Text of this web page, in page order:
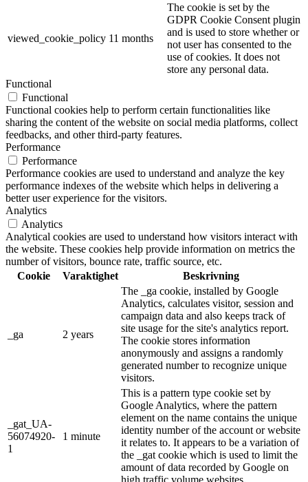
viewed_cookie_policy 11 months
The cookie is set by the
GDPR Cookie Consent plugin
and is used to store whether or
not user has consented to the
use of cookies. It does not
store any personal data.
Functional
Functional
Functional cookies help to perform certain functionalities like
sharing the content of the website on social media platforms, collect
feedbacks, and other third-party features.
Performance
Performance
Performance cookies are used to understand and analyze the key
performance indexes of the website which helps in delivering a
better user experience for the visitors.
Analytics
Analytics
Analytical cookies are used to understand how visitors interact with
the website. These cookies help provide information on metrics the
number of visitors, bounce rate, traffic source, etc.
Cookie
Varaktighet Beskrivning
_ga 2 years
The _ga cookie, installed by Google
Analytics, calculates visitor, session and
campaign data and also keeps track of
site usage for the site's analytics report.
The cookie stores information
anonymously and assigns a randomly
generated number to recognize unique
visitors.
_gat_UA-
56074920-
1
1 minute
This is a pattern type cookie set by
Google Analytics, where the pattern
element on the name contains the unique
identity number of the account or website
it relates to. It appears to be a variation of
the _gat cookie which is used to limit the
amount of data recorded by Google on
high traffic volume websites.